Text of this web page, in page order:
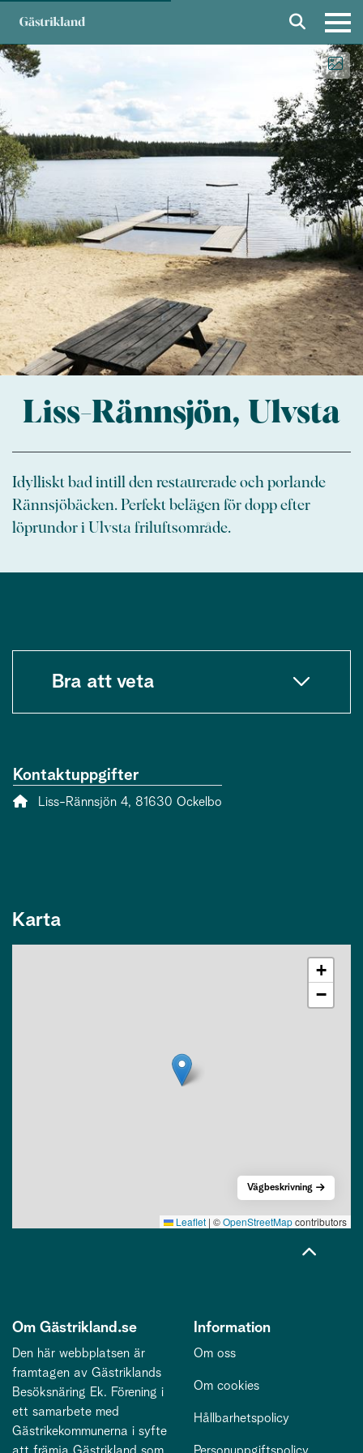
Liss-Rännsjön, Ulvsta
Idylliskt bad intill den restaurerade och porlande
Rännsjöbäcken. Perfekt belägen för dopp efter
löprundor i Ulvsta friluftsområde.
Bra att veta
Kontaktuppgifter
Adress:
Liss-Rännsjön 4, 81630 Ockelbo
Karta
+
−
Leaflet | ©OpenStreetMapcontributors
Vägbeskrivning
Om Gästrikland.se
Den här webbplatsen är
framtagen av Gästriklands
Besöksnäring Ek. Förening i
ett samarbete med
Gästrikekommunerna i syfte
att främja Gästrikland som
Information
Om oss
Om cookies
Hållbarhetspolicy
Personuppgiftspolicy